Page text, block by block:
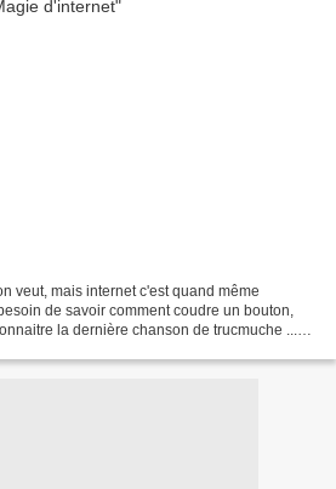
veut, mais internet c'est quand même
de savoir comment coudre un bouton,
la dernière chanson de trucmuche ...